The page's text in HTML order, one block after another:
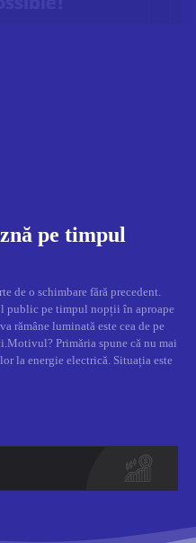
pe timpul
de o schimbare fără precedent.
public pe timpul nopții în aproape
rămâne luminată este cea de pe
Primăria spune că nu mai
la energie electrică. Situația este